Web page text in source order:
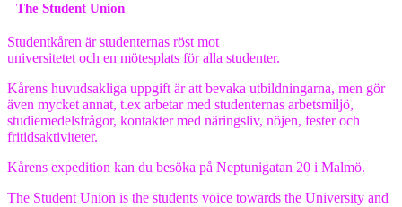
The Student Union
Studentkåren är studenternas röst mot
universitetet och en mötesplats för alla studenter.
Kårens huvudsakliga uppgift är att bevaka utbildningarna, men gör
även mycket annat, t.ex arbetar med studenternas arbetsmiljö,
studiemedelsfrågor, kontakter med näringsliv, nöjen, fester och
fritidsaktiviteter.
Kårens expedition kan du besöka på Neptunigatan 20 i Malmö.
The Student Union is the students voice towards the University and